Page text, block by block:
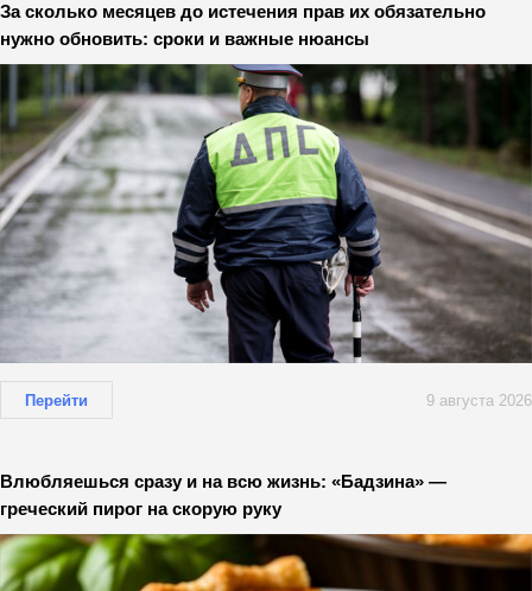
За сколько месяцев до истечения прав их обязательно
нужно обновить: сроки и важные нюансы
Перейти 9 августа 2026
Влюбляешься сразу и на всю жизнь: «Бадзина» —
греческий пирог на скорую руку